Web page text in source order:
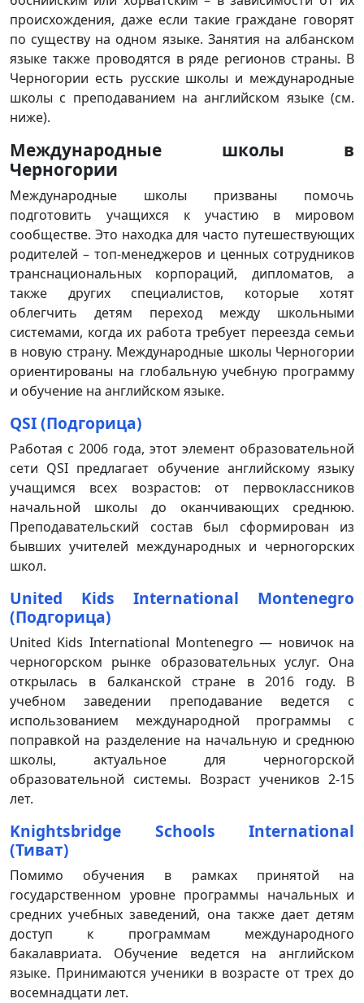
происхождения, даже если такие граждане говорят
по существу на одном языке. Занятия на албанском
языке также проводятся в ряде регионов страны. В
Черногории есть русские школы и международные
школы с преподаванием на английском языке (см.
ниже).
Международные школы в
Черногории
Международные школы призваны помочь
подготовить учащихся к участию в мировом
сообществе. Это находка для часто путешествующих
родителей – топ-менеджеров и ценных сотрудников
транснациональных корпораций, дипломатов, а
также других специалистов, которые хотят
облегчить детям переход между школьными
системами, когда их работа требует переезда семьи
в новую страну. Международные школы Черногории
ориентированы на глобальную учебную программу
и обучение на английском языке.
QSI (Подгорица)
Работая с 2006 года, этот элемент образовательной
сети QSI предлагает обучение английскому языку
учащимся всех возрастов: от первоклассников
начальной школы до оканчивающих среднюю.
Преподавательский состав был сформирован из
бывших учителей международных и черногорских
школ.
United Kids International Montenegro
(Подгорица)
United Kids International Montenegro — новичок на
черногорском рынке образовательных услуг. Она
открылась в балканской стране в 2016 году. В
учебном заведении преподавание ведется с
использованием международной программы с
поправкой на разделение на начальную и среднюю
школы, актуальное для черногорской
образовательной системы. Возраст учеников 2-15
лет.
Knightsbridge Schools International
(Тиват)
Помимо обучения в рамках принятой на
государственном уровне программы начальных и
средних учебных заведений, она также дает детям
доступ к программам международного
бакалавриата. Обучение ведется на английском
языке. Принимаются ученики в возрасте от трех до
восемнадцати лет.